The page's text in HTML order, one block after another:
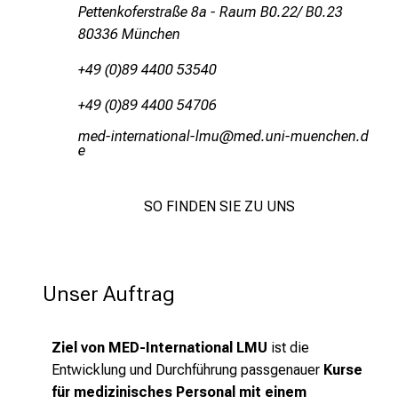
Pettenkoferstraße 8a - Raum B0.22/ B0.23
80336 München
+49 (0)89 4400 53540
+49 (0)89 4400 54706
vim_lubipugblüugä_ävf
vimeful_vfiJuyziusm
i
SO FINDEN SIE ZU UNS
Unser Auftrag
Ziel von MED-International LMU ist die
Entwicklung und Durchführung passgenauer Kurse
für medizinisches Personal mit einem